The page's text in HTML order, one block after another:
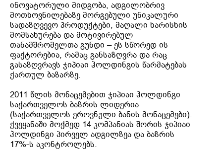
ინოვატორული მიდგობა, ადგილობრივ
მოთხოვნილებაზე მორგებული უნიკალური
სადაზღვევო პროდუქტები, მაღალი ხარისხის
მომსახურება და მოტივირებულ
თანამშრომელთა გუნდი – ეს სწორედ ის
ფაქტორებია, რამაც განსაზღვრა და რაც
გასაზღვრავს ჯიპიაი ჰოლდინგის წარმატებას
ქართულ ბაზარზე.
2011 წლის მონაცემებით ჯიპიაი ჰოლდინგი
საქართველოს ბაზრის ლიდერია
(საქართველოს ეროვნული ბანის მონაცემები).
ქვეყანაში მოქმედ 14 კომპანიას შორის ჯიპიაი
ჰოლდინგი პირველ ადგილზეა და ბაზრის
17%-ს აკონტროლებს.